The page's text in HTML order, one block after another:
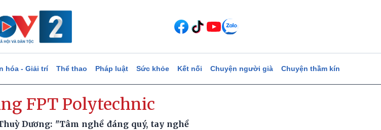
hóa - Giải trí Thể thao Pháp luật Sức khỏe Kết nối Chuyện người già Chuyện thầm kín
FPT Polytechnic
Dương: "Tâm nghề đáng quý, tay nghề